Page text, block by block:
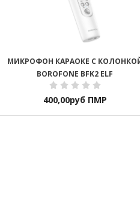
МИКРОФОН КАРАОКЕ С
BOROFONE BFK2 ELF
400,00руб ПМР